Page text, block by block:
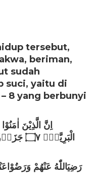
tersebut,
beriman,
sudah
suci, yaitu di
8 yang berbunyi
اِنَّ الَّذِيْنَ
رَضِيَاللّٰهُ عَنْهُمْ